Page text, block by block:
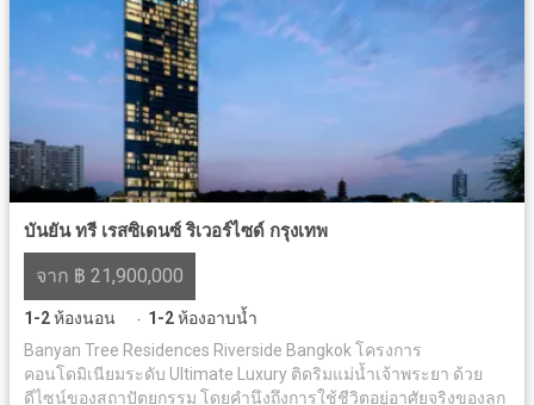
บันยัน ทรี เรสซิเดนซ์ ริเวอร์ไซด์ กรุงเทพ
จาก ฿ 21,900,000
1-2ห้องนอน · 1-2ห้องอาบน้ำ
Banyan Tree Residences Riverside Bangkok โครงการ
คอนโดมิเนียมระดับ Ultimate Luxury ติดริมแม่น้ำเจ้าพระยา ด้วย
ดีไซน์ของสถาปัตยกรรม โดยคำนึงถึงการใช้ชีวิตอยู่อาศัยจริงของลูก